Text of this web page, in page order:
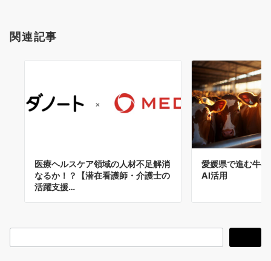
関連記事
医療ヘルスケア領域の人材不足解消
なるか！？【潜在看護師・介護士の
活躍支援…
愛媛県で進む牛
AI活用
索